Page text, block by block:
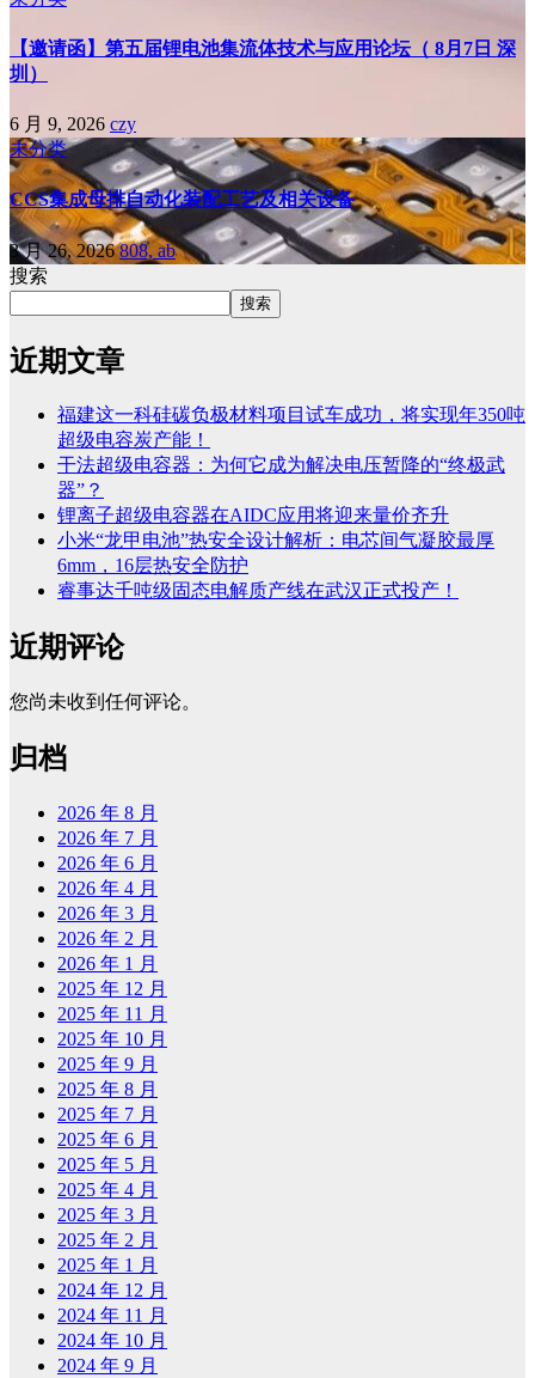
【邀请函】第五届锂电池集流体技术与应用论坛（ 8月7日 深
圳）
6 月 9, 2026 czy
未分类
CCS集成母排自动化装配工艺及相关设备
3 月 26, 2026808, ab
搜索
搜索
近期文章
福建这一科硅碳负极材料项目试车成功，将实现年350吨
超级电容炭产能！
干法超级电容器：为何它成为解决电压暂降的“终极武
器”？
锂离子超级电容器在AIDC应用将迎来量价齐升
小米“龙甲电池”热安全设计解析：电芯间气凝胶最厚
6mm，16层热安全防护
睿事达千吨级固态电解质产线在武汉正式投产！
近期评论
您尚未收到任何评论。
归档
2026 年 8 月
2026 年 7 月
2026 年 6 月
2026 年 4 月
2026 年 3 月
2026 年 2 月
2026 年 1 月
2025 年 12 月
2025 年 11 月
2025 年 10 月
2025 年 9 月
2025 年 8 月
2025 年 7 月
2025 年 6 月
2025 年 5 月
2025 年 4 月
2025 年 3 月
2025 年 2 月
2025 年 1 月
2024 年 12 月
2024 年 11 月
2024 年 10 月
2024 年 9 月